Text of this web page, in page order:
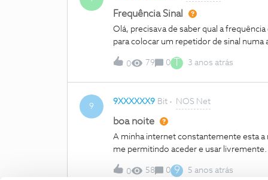
ainda durante esse mesmo dia. Hoje é
sobretudo porque foi criada uma
equipa que acabou por não ser
Frequência Sinal
Olá, precisava de saber qual a
para colocar um repetidor de sinal
0 79 0 3 anos atrás
9
9XXXXXX9 Bit NOS Net
boa noite
A minha internet constantemente esta a
me permitindo aceder e usar
0 58 0 9 5 anos atrás